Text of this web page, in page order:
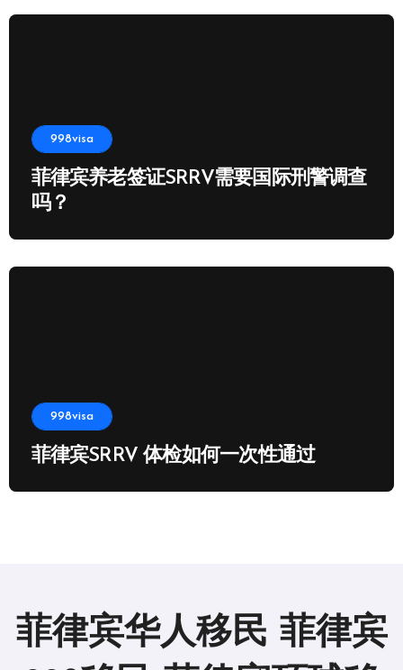
998visa
菲律宾养老签证SRRV需要国际刑警调查
吗？
998visa
菲律宾SRRV 体检如何一次性通过
菲律宾华人移民 菲律宾